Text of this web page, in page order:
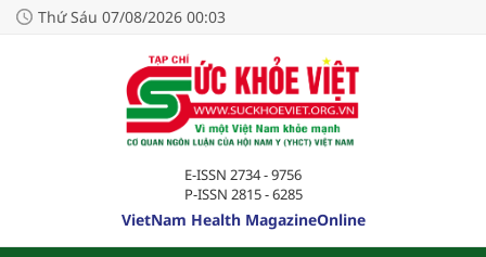
Thứ Sáu 07/08/2026 00:03
E-ISSN 2734 - 9756
P-ISSN 2815 - 6285
VietNam Health MagazineOnline